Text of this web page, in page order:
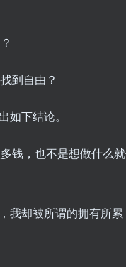
到自由？
如下结论。
钱，也不是想做什么
我却被所谓的拥有所累